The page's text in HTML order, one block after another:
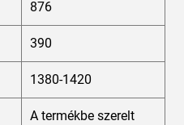
876
390
1380-1420
A termékbe szerelt